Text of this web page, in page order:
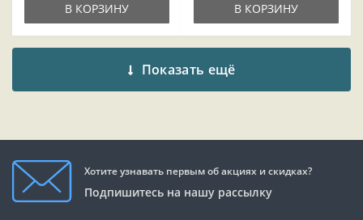
В КОРЗИНУ В КОРЗИНУ
Показать ещё
Хотите узнавать первым об акциях и скидках?
Подпишитесь на нашу рассылку